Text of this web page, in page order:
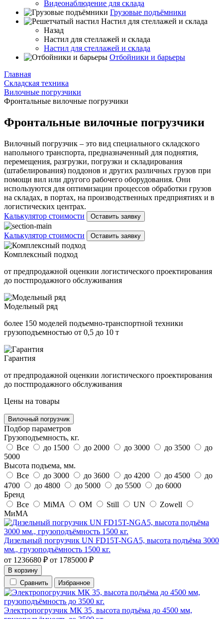
Видеонаблюдение для склада
Грузовые подъёмники
Настил для стеллажей и склада
Назад
Настил для стеллажей и склада
Настил для стеллажей и склада
Отбойники и барьеры
Главная
Складская техника
Вилочные погрузчики
Фронтальные вилочные погрузчики
Фронтальные вилочные погрузчики
Вилочный погрузчик – это вид специального складского
напольного транспорта, предназначенный для поднятия,
перемещения, разгрузки, погрузки и складирования
(штабелирования) поддонов и других различных грузов при
помощи вил или другого рабочего оборудования. Они
используются для оптимизации процессов обработки грузов
на складах, в портах, на производственных предприятиях и в
логистических центрах.
Калькулятор стоимости
Оставить заявку
Калькулятор стоимости Оставить заявку
Комплексный подход
от предпродажной оценкии логистического проектирования
до постпродажного обслуживания
Модельный ряд
более 150 моделей подъемно-транспортной техники
грузоподъемностью от 0,5 до 10 т
Гарантия
от предпродажной оценкии логистического проектирования
до постпродажного обслуживания
Цены на товары
Вилочный погрузчик
Подбор параметров
Грузоподъемность, кг.
Все
до 1500 до 2000 до 3000 до 3500
до
5000
Высота подъема, мм.
Все
до 3000 до 3600 до 4200 до 4500
до
4700
до 4800 до 5000 до 5500
до 6000
Бренд
Все
MiMA OM Still UN
Zowell
МиМА
Дизельный погрузчик UN FD15T-NGA5, высота подъёма 3000
мм., грузоподъёмность 1500 кг.
от 1236680 ₽ от 1785000 ₽
В корзину
Сравнить
Избранное
Электропогрузчик МК 35, высота подъёма до 4500 мм,